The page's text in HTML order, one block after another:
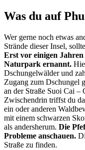
Was du auf
Wer gerne noch etwas
Strände dieser Insel,
Erst vor einigen
Naturpark ernannt.
Dschungelwälder und
Zugang zum Dschungel
an der Straße Suoi Cai –
Zwischendrin triffst du
ein oder anderen
mit einem schwarzen
als andersherum. Die
Probleme anschauen.
Straße zu finden.